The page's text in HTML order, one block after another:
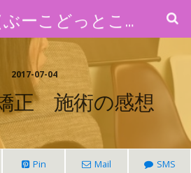
buuco.com（ぶーこどっとこむ）
2017-07-04
正 施術の感想
Pin Mail SMS